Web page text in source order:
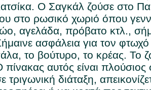
Ο Σαγκάλ ζούσε στο
στο ρωσικό χωριό όπου
αγελάδα, πρόβατο κτλ.,
ασφάλεια για τον
το βούτυρο, το κρέας. Το
πίνακας αυτός είναι
τριγωνική διάταξη,